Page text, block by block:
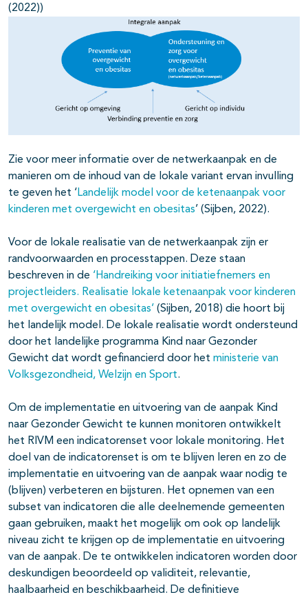
(2022))
Zie voor meer informatie over de netwerkaanpak en de
manieren om de inhoud van de lokale variant ervan invulling
te geven het ‘Landelijk model voor de ketenaanpak voor
kinderen met overgewicht en obesitas’ (Sijben, 2022).
Voor de lokale realisatie van de netwerkaanpak zijn er
randvoorwaarden en processtappen. Deze staan
beschreven in de ‘Handreiking voor initiatiefnemers en
projectleiders. Realisatie lokale ketenaanpak voor kinderen
met overgewicht en obesitas’ (Sijben, 2018) die hoort bij
het landelijk model. De lokale realisatie wordt ondersteund
door het landelijke programma Kind naar Gezonder
Gewicht dat wordt gefinancierd door het ministerie van
Volksgezondheid, Welzijn en Sport.
Om de implementatie en uitvoering van de aanpak Kind
naar Gezonder Gewicht te kunnen monitoren ontwikkelt
het RIVM een indicatorenset voor lokale monitoring. Het
doel van de indicatorenset is om te blijven leren en zo de
implementatie en uitvoering van de aanpak waar nodig te
(blijven) verbeteren en bijsturen. Het opnemen van een
subset van indicatoren die alle deelnemende gemeenten
gaan gebruiken, maakt het mogelijk om ook op landelijk
niveau zicht te krijgen op de implementatie en uitvoering
van de aanpak. De te ontwikkelen indicatoren worden door
deskundigen beoordeeld op validiteit, relevantie,
haalbaarheid en beschikbaarheid. De definitieve